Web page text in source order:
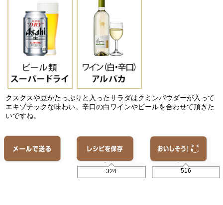
クスクスや豆がたっぷりと入ったサラダはクミンパウダーが入って
エキゾチックな味わい。辛口の白ワインやビールを合わせて頂きた
いですね。
324 516